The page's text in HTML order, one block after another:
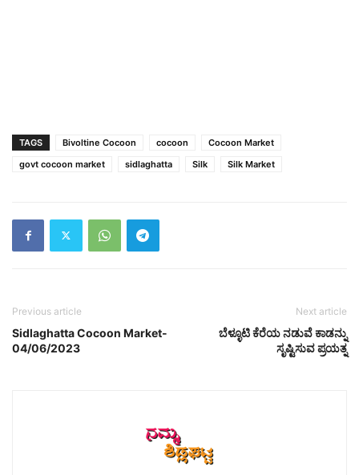
TAGS Bivoltine Cocoon cocoon
Cocoon Market
govt cocoon market
sidlaghatta Silk Silk Market
Previous article
Sidlaghatta Cocoon Market-
04/06/2023
Next article
ಬೆಳ್ಳೂಟಿ ಕೆರೆಯ ನಡುವೆ ಕಾಡನ್ನು
ಸೃಷ್ಟಿಸುವ ಪ್ರಯತ್ನ